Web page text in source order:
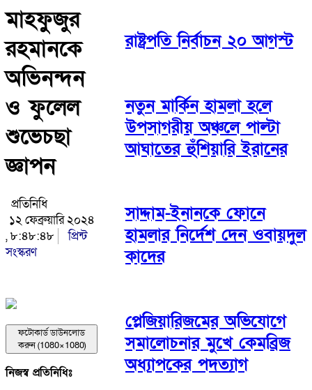
মাহফুুজুর
রহমানকে
অভিনন্দন
ও ফুলেল
শুভেচছা
জ্ঞাপন
প্রতিনিধি
১২ ফেব্রুয়ারি ২০২৪
, ৮:৪৮:৪৮
প্রিন্ট
সংস্করণ
ফটোকার্ড ডাউনলোড
করুন (1080×1080)
নিজস্ব প্রতিনিধিঃ
রাষ্ট্রপতি নির্বাচন ২০ আগস্ট
নতুন মার্কিন হামলা হলে
উপসাগরীয় অঞ্চলে পাল্টা
আঘাতের হুঁশিয়ারি ইরানের
সাদ্দাম-ইনানকে ফোনে
হামলার নির্দেশ দেন ওবায়দুল
কাদের
প্লেজিয়ারিজমের অভিযোগে
সমালোচনার মুখে কেমব্রিজ
অধ্যাপকের পদত্যাগ